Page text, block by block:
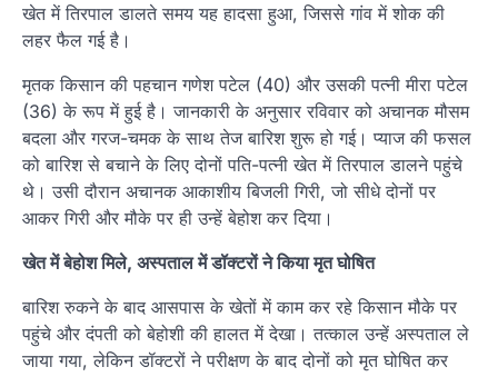
खेत में तिरपाल डालते समय यह हादसा हुआ, जिससे गांव में शोक की
लहर फैल गई है।
मृतक किसान की पहचान गणेश पटेल (40) और उसकी पत्नी मीरा पटेल
(36) के रूप में हुई है। जानकारी के अनुसार रविवार को अचानक मौसम
बदला और गरज-चमक के साथ तेज बारिश शुरू हो गई। प्याज की फसल
को बारिश से बचाने के लिए दोनों पति-पत्नी खेत में तिरपाल डालने पहुंचे
थे। उसी दौरान अचानक आकाशीय बिजली गिरी, जो सीधे दोनों पर
आकर गिरी और मौके पर ही उन्हें बेहोश कर दिया।
खेत में बेहोश मिले, अस्पताल में डॉक्टरों ने किया मृत घोषित
बारिश रुकने के बाद आसपास के खेतों में काम कर रहे किसान मौके पर
पहुंचे और दंपती को बेहोशी की हालत में देखा। तत्काल उन्हें अस्पताल ले
जाया गया, लेकिन डॉक्टरों ने परीक्षण के बाद दोनों को मृत घोषित कर